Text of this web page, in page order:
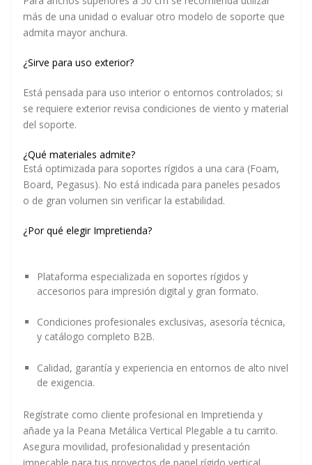
más de una unidad o evaluar otro modelo de soporte que
admita mayor anchura.
¿Sirve para uso exterior?
Está pensada para uso interior o entornos controlados; si
se requiere exterior revisa condiciones de viento y material
del soporte.
¿Qué materiales admite?
Está optimizada para soportes rígidos a una cara (Foam,
Board, Pegasus). No está indicada para paneles pesados
o de gran volumen sin verificar la estabilidad.
¿Por qué elegir Impretienda?
Plataforma especializada en soportes rígidos y
accesorios para impresión digital y gran formato.
Condiciones profesionales exclusivas, asesoría técnica,
y catálogo completo B2B.
Calidad, garantía y experiencia en entornos de alto nivel
de exigencia.
Regístrate como cliente profesional en Impretienda y
añade ya la Peana Metálica Vertical Plegable a tu carrito.
Asegura movilidad, profesionalidad y presentación